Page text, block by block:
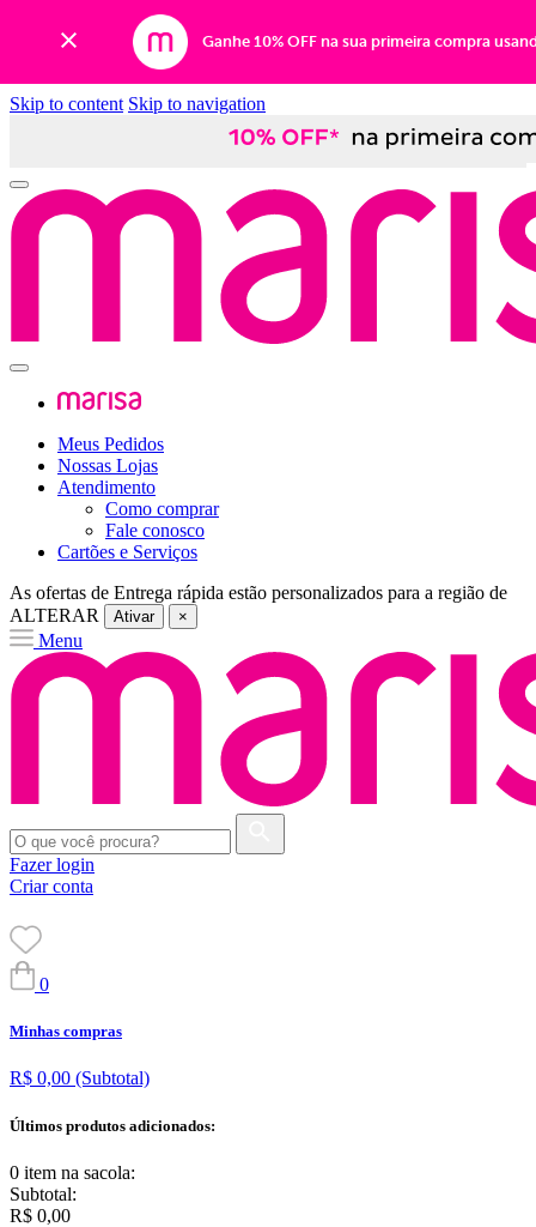
Ganhe 10% OFF na sua primeira compra
Skip to content Skip to navigation
Meus Pedidos
Nossas Lojas
Atendimento
Como comprar
Fale conosco
Cartões e Serviços
As ofertas de Entrega rápida estão personalizados para a região de
ALTERAR
Ativar ×
Menu
Fazer login
Criar conta
0
Minhas compras
R$ 0,00 (Subtotal)
Últimos produtos adicionados:
0 item na sacola:
Subtotal:
R$ 0,00